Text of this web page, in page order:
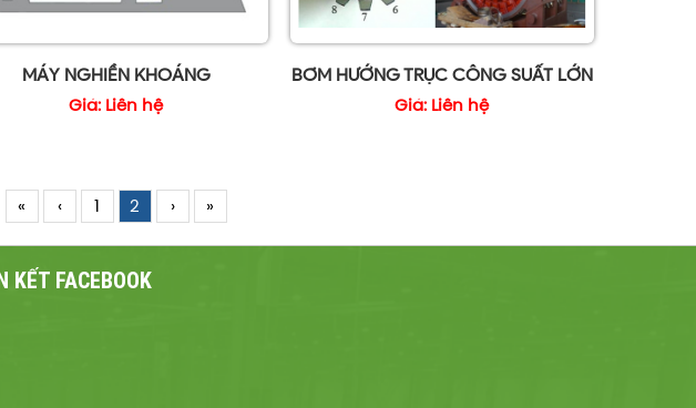
MÁY NGHIỀN KHOÁNG
Giá: Liên hệ
BƠM HƯỚNG TRỤC CÔNG SUẤT LỚN
Giá: Liên hệ
« ‹ 1 2 › »
KẾT FACEBOOK